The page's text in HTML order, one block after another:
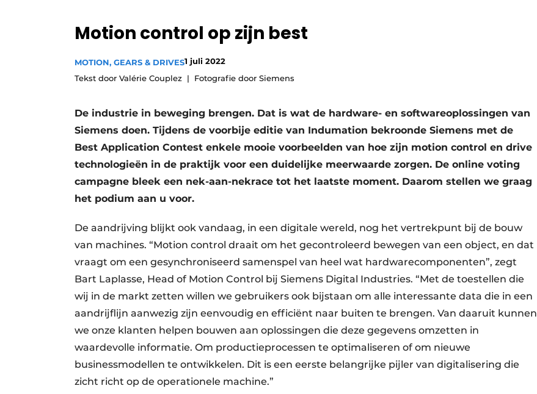
Privacy / Cookie statement
Vacature aanmelden
Vacatures
Motion control op zijn best
MOTION, GEARS & DRIVES1 juli 2022
Tekst door Valérie Couplez
Fotografie door Siemens
De industrie in beweging brengen. Dat is wat de hardware- en softwareoplossingen van
Siemens doen. Tijdens de voorbije editie van Indumation bekroonde Siemens met de
Best Application Contest enkele mooie voorbeelden van hoe zijn motion control en drive
technologieën in de praktijk voor een duidelijke meerwaarde zorgen. De online voting
campagne bleek een nek-aan-nekrace tot het laatste moment. Daarom stellen we graag
het podium aan u voor.
De aandrijving blijkt ook vandaag, in een digitale wereld, nog het vertrekpunt bij de bouw
van machines. “Motion control draait om het gecontroleerd bewegen van een object, en dat
vraagt om een gesynchroniseerd samenspel van heel wat hardwarecomponenten”, zegt
Bart Laplasse, Head of Motion Control bij Siemens Digital Industries. “Met de toestellen die
wij in de markt zetten willen we gebruikers ook bijstaan om alle interessante data die in een
aandrijflijn aanwezig zijn eenvoudig en efficiënt naar buiten te brengen. Van daaruit kunnen
we onze klanten helpen bouwen aan oplossingen die deze gegevens omzetten in
waardevolle informatie. Om productieprocessen te optimaliseren of om nieuwe
businessmodellen te ontwikkelen. Dit is een eerste belangrijke pijler van digitalisering die
zicht richt op de operationele machine.”